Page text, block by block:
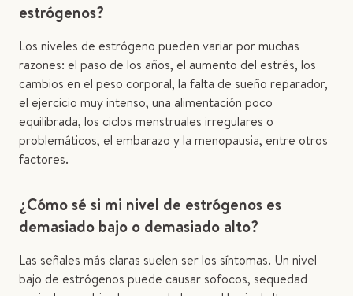
estrógenos?
Los niveles de estrógeno pueden variar por muchas
razones: el paso de los años, el aumento del estrés, los
cambios en el peso corporal, la falta de sueño reparador,
el ejercicio muy intenso, una alimentación poco
equilibrada, los ciclos menstruales irregulares o
problemáticos, el embarazo y la menopausia, entre otros
factores.
¿Cómo sé si mi nivel de estrógenos es
demasiado bajo o demasiado alto?
Las señales más claras suelen ser los síntomas. Un nivel
bajo de estrógenos puede causar sofocos, sequedad